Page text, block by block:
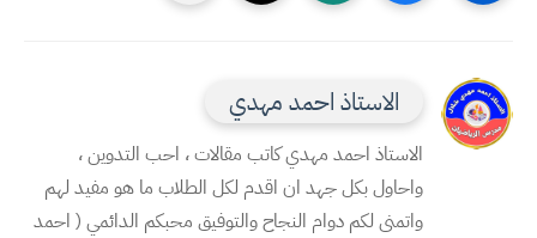
الاستاذ احمد مهدي
الاستاذ احمد مهدي كاتب مقالات ، احب التدوين ،
واحاول بكل جهد ان اقدم لكل الطلاب ما هو مفيد لهم
واتمنى لكم دوام النجاح والتوفيق محبكم الدائمي ( احمد